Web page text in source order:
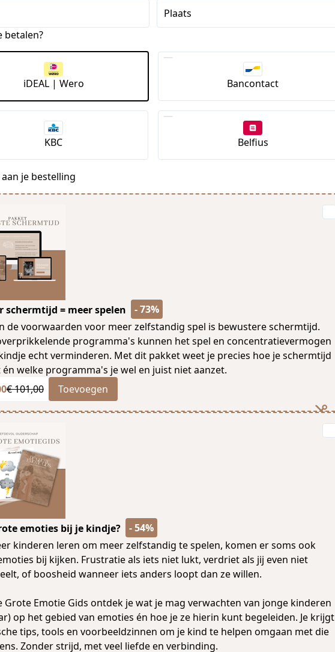
Plaats
betalen?
iDEAL | Wero Bancontact
KBC Belfius
je bestelling
schermtijd = meer spelen
- 73%
de voorwaarden voor meer zelfstandig spel is bewustere schermtijd.
programma's kunnen het spel en concentratievermogen
echt verminderen. Met dit pakket weet je precies hoe je schermtijd
én welke programma's je wel en juist niet aanzet.
€ 101,00 Toevoegen
emoties bij je kindje?
- 54%
kinderen leren om meer zelfstandig te spelen, komen er soms ook
bij kijken. Frustratie als iets niet lukt, verdriet als jij even niet
of boosheid wanneer iets anders loopt dan ze willen.
Grote Emotie Gids ontdek je wat je mag verwachten van jonge kinderen
op het gebied van emoties én hoe je ze hierin kunt begeleiden. Je krijgt
tips, tools en voorbeeldzinnen om je kind te helpen omgaan met die
Zonder strijd, met veel liefde en verbinding.